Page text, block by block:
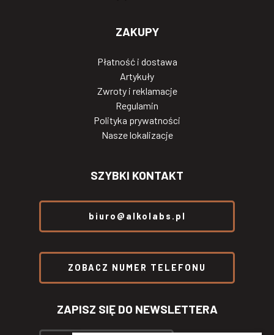
ZAKUPY
Płatność i dostawa
Artykuły
Zwroty i reklamacje
Regulamin
Polityka prywatności
Nasze lokalizacje
SZYBKI KONTAKT
biuro@alkolabs.pl
ZOBACZ NUMER TELEFONU
ZAPISZ SIĘ DO NEWSLETTERA